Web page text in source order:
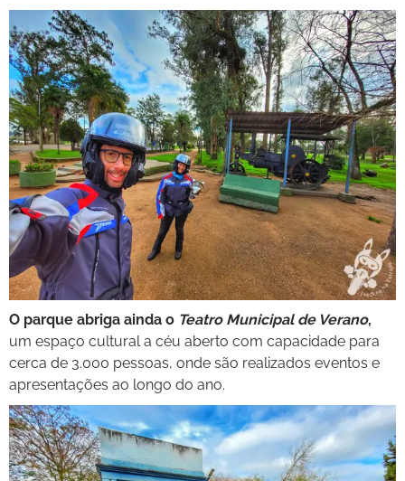
O parque abriga ainda o Teatro Municipal de Verano,
um espaço cultural a céu aberto com capacidade para
cerca de 3.000 pessoas, onde são realizados eventos e
apresentações ao longo do ano.